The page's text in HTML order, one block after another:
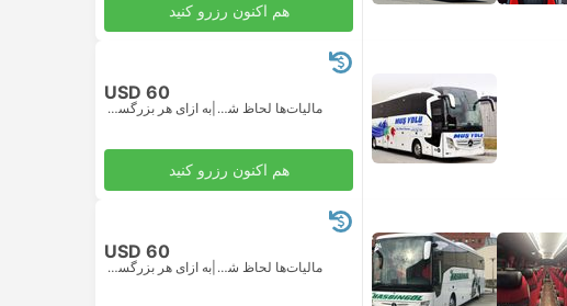
هم اکنون رزرو کنید
USD 60
مالیات‌ها لحاظ شده | به ازای هر بزرگسال
هم اکنون رزرو کنید
USD 60
مالیات‌ها لحاظ شده | به ازای هر بزرگسال